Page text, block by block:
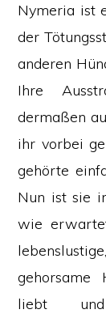
Nymeria ist
der
anderen
Ihre
dermaßen
ihr vorbei
gehörte
Nun ist sie
wie
gehorsame
liebt